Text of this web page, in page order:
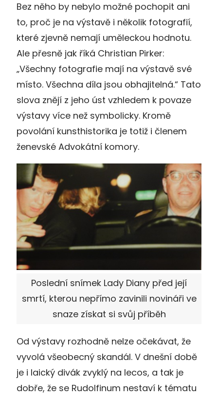
Bez něho by nebylo možné pochopit ani
to, proč je na výstavě i několik fotografií,
které zjevně nemají uměleckou hodnotu.
Ale přesně jak říká Christian Pirker:
„Všechny fotografie mají na výstavě své
místo. Všechna díla jsou obhajitelná.“ Tato
slova znějí z jeho úst vzhledem k povaze
výstavy více než symbolicky. Kromě
povolání kunsthistorika je totiž i členem
ženevské Advokátní komory.
Poslední snímek Lady Diany před její
smrtí, kterou nepřímo zavinili novináři ve
snaze získat si svůj příběh
Od výstavy rozhodně nelze očekávat, že
vyvolá všeobecný skandál. V dnešní době
je i laický divák zvyklý na lecos, a tak je
dobře, že se Rudolfinum nestaví k tématu